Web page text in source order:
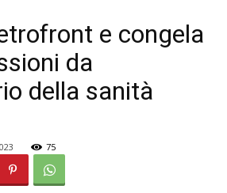
e congela
da
della sanità
75